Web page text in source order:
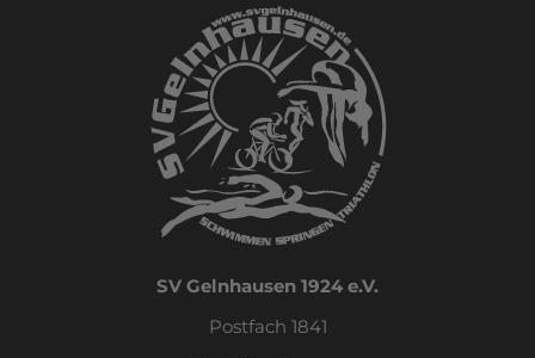
SV Gelnhausen 1924 e.V.
Postfach 1841